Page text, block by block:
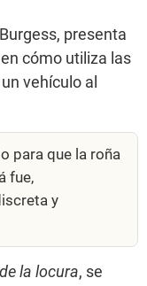
presenta
cómo utiliza las
vehículo al
para que la roña
fue,
y
la locura, se